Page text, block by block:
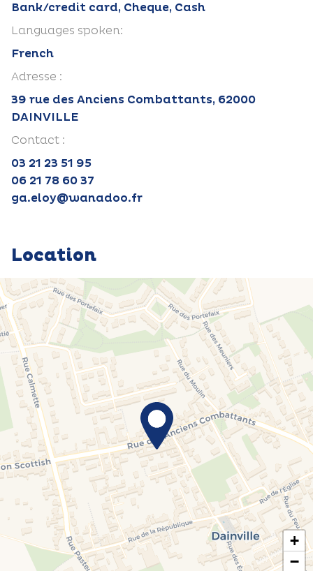
Bank/credit card, Cheque, Cash
Languages spoken:
French
Adresse :
39 rue des Anciens Combattants, 62000
DAINVILLE
Contact :
03 21 23 51 95
06 21 78 60 37
ga.eloy@wanadoo.fr
Location
+
−